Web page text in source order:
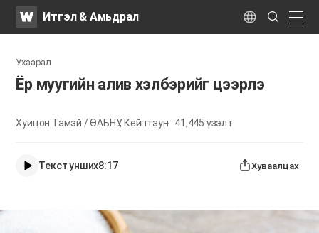
WATVИтгэл & Амьдрал Language
Search
Submit
Ухаарал
Ёр муугийн алив хэлбэрийг цээрлэ
Хуицон Тамэй / ӨАБНУ, Кейптаун 41,445 үзэлт
Текст унших8:17 Хуваалцах